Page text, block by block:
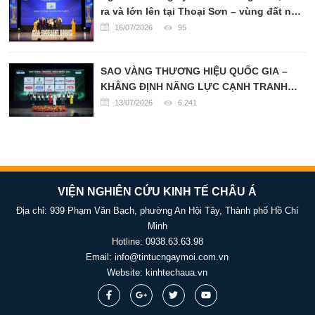
đoạn tăng trưởng mới của Công ty.
ra và lớn lên tại Thoại Sơn – vùng đất nổi
tiếng với những cánh đồng lúa trải dài,
16/07/2026 95
SAO VÀNG THƯƠNG HIỆU QUỐC GIA –
KHẲNG ĐỊNH NĂNG LỰC CẠNH TRANH
TRONG KỶ NGUYÊN HỘI NHẬP
13/07/2026 6.241
VIỆN NGHIÊN CỨU KINH TẾ CHÂU Á
Địa chỉ: 939 Phạm Văn Bạch, phường An Hội Tây, Thành phố Hồ Chí
Minh
Hotline: 0938.63.63.98
Email:info@tintucngaymoi.com.vn
Website: kinhtechaua.vn